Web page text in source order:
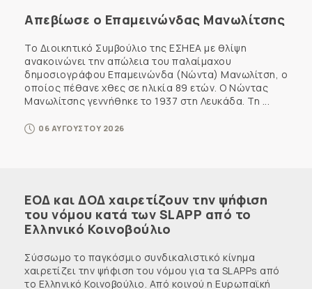
Απεβίωσε ο Επαμεινώνδας Μανωλίτσης
Το Διοικητικό Συμβούλιο της ΕΣΗΕΑ με θλίψη
ανακοινώνει την απώλεια του παλαίμαχου
δημοσιογράφου Επαμεινώνδα (Νώντα) Μανωλίτση, ο
οποίος πέθανε χθες σε ηλικία 89 ετών. Ο Νώντας
Μανωλίτσης γεννήθηκε το 1937 στη Λευκάδα. Τη ...
06 ΑΥΓΟΥΣΤΟΥ 2026
ΕΟΔ και ΔΟΔ χαιρετίζουν την ψήφιση
του νόμου κατά των SLAPP από το
Ελληνικό Κοινοβούλιο
Σύσσωμο το παγκόσμιο συνδικαλιστικό κίνημα
χαιρετίζει την ψήφιση του νόμου για τα SLAPPs από
το Ελληνικό Κοινοβούλιο. Από κοινού η Ευρωπαϊκή